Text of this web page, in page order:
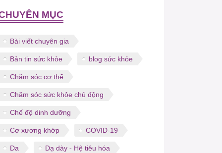
MỤC
Bài viết chuyên gia
Bản tin sức khỏe blog sức khỏe
Chăm sóc cơ thể
Chăm sóc sức khỏe chủ động
Chế độ dinh dưỡng
Cơ xương khớp COVID-19
Da Dạ dày - Hệ tiêu hóa